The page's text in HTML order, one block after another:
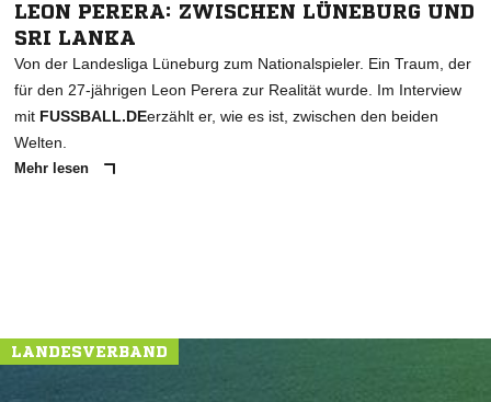
LEON PERERA: ZWISCHEN LÜNEBURG UND
SRI LANKA
Von der Landesliga Lüneburg zum Nationalspieler. Ein Traum, der
für den 27-jährigen Leon Perera zur Realität wurde. Im Interview
mit FUSSBALL.DEerzählt er, wie es ist, zwischen den beiden
Welten.
Mehr lesen
LANDESVERBAND